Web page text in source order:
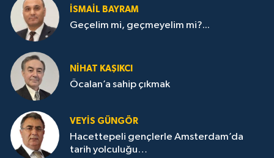
İSMAİL BAYRAM
Geçelim mi, geçmeyelim mi?...
NİHAT KAŞIKCI
Öcalan’a sahip çıkmak
VEYIS GÜNGÖR
Hacettepeli gençlerle Amsterdam’da
tarih yolculuğu…